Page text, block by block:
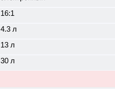
16:1
4.3 л
13 л
30 л